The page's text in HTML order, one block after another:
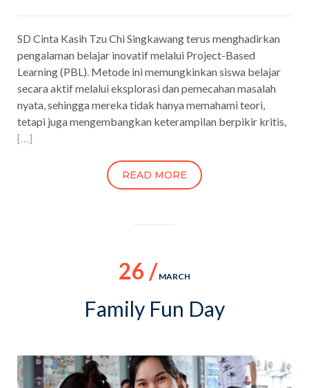
SD Cinta Kasih Tzu Chi Singkawang terus menghadirkan
pengalaman belajar inovatif melalui Project-Based
Learning (PBL). Metode ini memungkinkan siswa belajar
secara aktif melalui eksplorasi dan pemecahan masalah
nyata, sehingga mereka tidak hanya memahami teori,
tetapi juga mengembangkan keterampilan berpikir kritis,
[…]
READ MORE
26 / MARCH
Family Fun Day